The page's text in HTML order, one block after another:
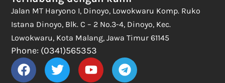
Jalan MT Haryono I, Dinoyo, Lowokwaru Komp. Ruko
Istana Dinoyo, Blk. C – 2 No.3-4, Dinoyo, Kec.
Lowokwaru, Kota Malang, Jawa Timur 61145
Phone: (0341)565353